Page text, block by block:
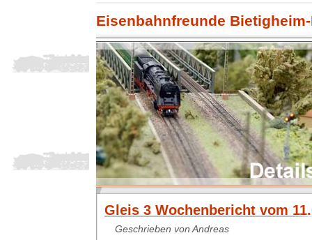
Eisenbahnfreunde
Gleis 3 Wochenbericht vom
Geschrieben von Andreas